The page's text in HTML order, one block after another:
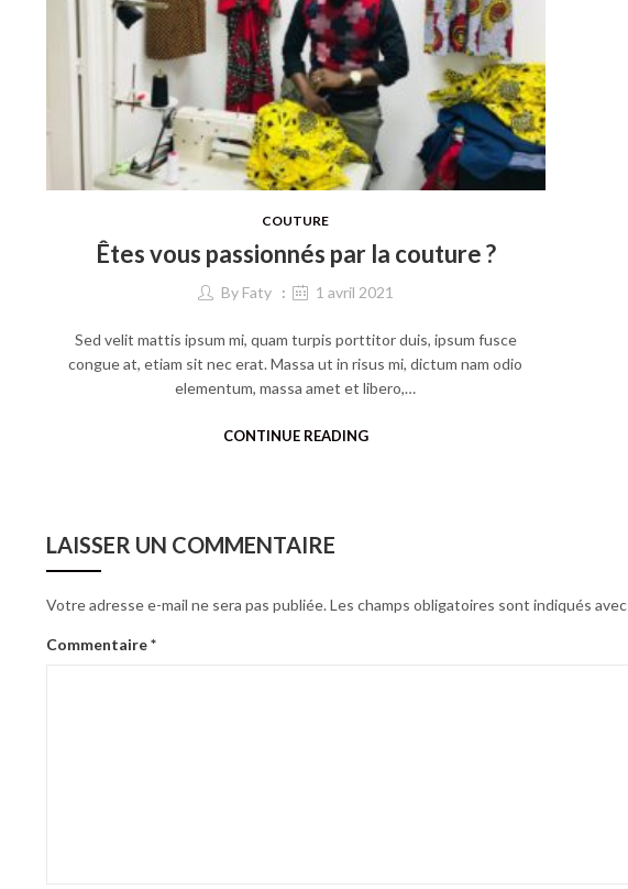
COUTURE
Êtes vous passionnés par la couture ?
By Faty 1 avril 2021
Sed velit mattis ipsum mi, quam turpis porttitor duis, ipsum fusce
congue at, etiam sit nec erat. Massa ut in risus mi, dictum nam odio
elementum, massa amet et libero,…
CONTINUE READING
LAISSER UN COMMENTAIRE
Votre adresse e-mail ne sera pas publiée.Les champs obligatoires sont indiqués avec
Commentaire*